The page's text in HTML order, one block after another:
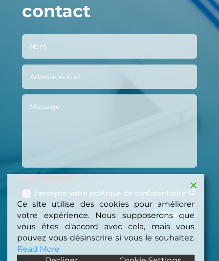
contact
Confidentialité
J'accepte votre politique de confidentialité
Envoi
Ce site utilise des cookies pour améliorer
votre expérience. Nous supposerons que
vous êtes d'accord avec cela, mais vous
pouvez vous désinscrire si vous le souhaitez.
Read More